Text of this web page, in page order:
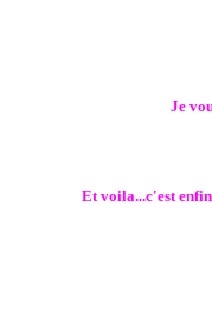
Je
Et voila...c'est